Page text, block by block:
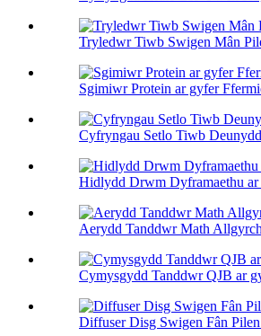
Tryledwr Tiwb Swigen Mân
Sgimiwr Protein ar gyfer
Cyfryngau Setlo Tiwb
Hidlydd Drwm Dyframaethu
Aerydd Tanddwr Math
Cymysgydd Tanddwr QJB ar
Diffuser Disg Swigen Fân